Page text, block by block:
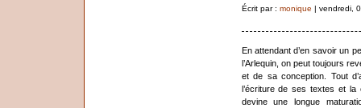
Écrit par : monique | vendredi,
En attendant d’en savoir un
l’Arlequin, on peut toujours
et de sa conception. Tout
l’écriture de ses textes et
devine une longue